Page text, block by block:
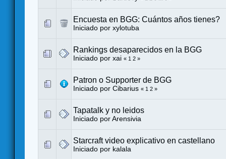
Encuesta en BGG: Cuántos años tienes?
Iniciado por xylotuba
Rankings desaparecidos en la BGG
Iniciado por xai « 1 2 »
Patron o Supporter de BGG
Iniciado por Cibarius « 1 2 »
Tapatalk y no leidos
Iniciado por Arensivia
Starcraft video explicativo en castellano
Iniciado por kalala